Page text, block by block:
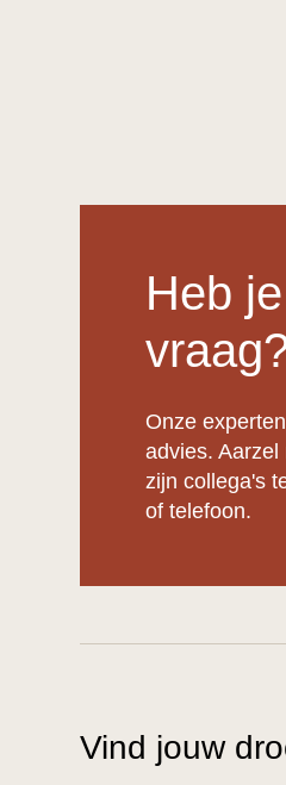
Heb
Onze
advies. Aarzel
zijn collega's
of telefoon.
Vind jouw